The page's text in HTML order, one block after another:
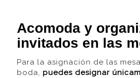
Acomoda y
invitados en las
Para la asignación de las
boda, puedes designar